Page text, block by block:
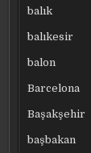
balık
balıkesir
balon
Barcelona
Başakşehir
başbakan